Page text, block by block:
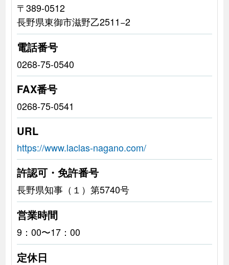
〒389-0512
長野県東御市滋野乙2511−2
電話番号
0268-75-0540
FAX番号
0268-75-0541
URL
https://www.laclas-nagano.com/
許認可・免許番号
長野県知事（１）第5740号
営業時間
9：00〜17：00
定休日